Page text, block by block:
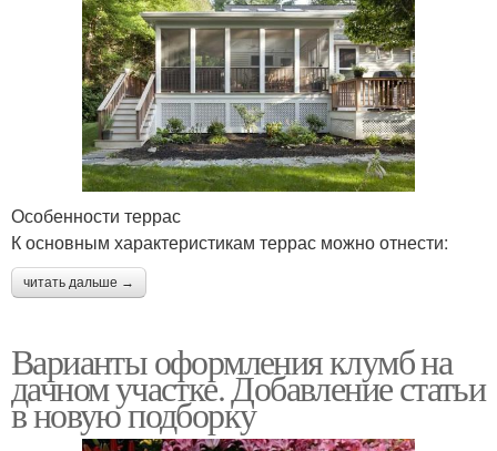
Особенности террас
К основным характеристикам террас можно отнести:
читать дальше →
Варианты оформления клумб на
дачном участке. Добавление статьи
в новую подборку